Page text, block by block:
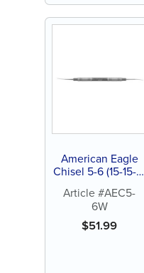
American Eagle
Chisel 5-6 (15-15-3)
Article #AEC5-
6W
$51.99